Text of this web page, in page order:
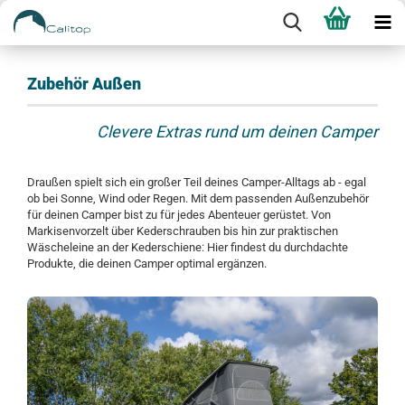
Zubehör Außen
Clevere Extras rund um deinen Camper
Draußen spielt sich ein großer Teil deines Camper-Alltags ab - egal
ob bei Sonne, Wind oder Regen. Mit dem passenden Außenzubehör
für deinen Camper bist zu für jedes Abenteuer gerüstet. Von
Markisenvorzelt über Kederschrauben bis hin zur praktischen
Wäscheleine an der Kederschiene: Hier findest du durchdachte
Produkte, die deinen Camper optimal ergänzen.